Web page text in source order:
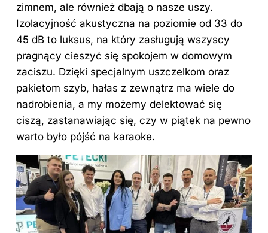
zimnem, ale również dbają o nasze uszy.
Izolacyjność akustyczna na poziomie od 33 do
45 dB to luksus, na który zasługują wszyscy
pragnący cieszyć się spokojem w domowym
zaciszu. Dzięki specjalnym uszczelkom oraz
pakietom szyb, hałas z zewnątrz ma wiele do
nadrobienia, a my możemy delektować się
ciszą, zastanawiając się, czy w piątek na pewno
warto było pójść na karaoke.